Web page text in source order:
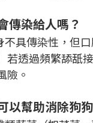
傳染給人嗎？
不具傳染性，但
若透過頻繁舔舐
險。
以幫助消除狗